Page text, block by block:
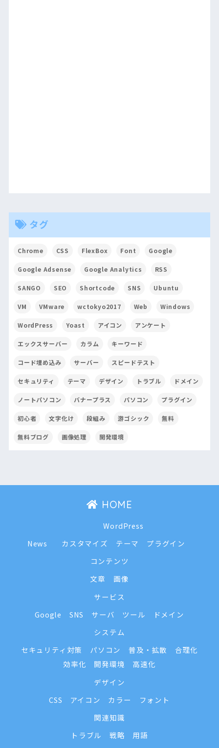
タグ
Chrome CSS FlexBox Font Google
Google Adsense Google Analytics RSS
SANGO SEO Shortcode SNS Ubuntu
VM VMware wctokyo2017 Web Windows
WordPress Yoast アイコン アンケート
エックスサーバー カラム キーワード
コード埋め込み サーバー スピードテスト
セキュリティ テーマ デザイン トラブル ドメイン
ノートパソコン バナープラス パソコン プラグイン
初心者 文字化け 段組み 游ゴシック 無料
無料ブログ 画像処理 開発環境
HOME
News
WordPress
カスタマイズ
テーマ
プラグイン
コンテンツ
文章
画像
サービス
Google
SNS サーバ ツール
ドメイン
システム
セキュリティ対策
パソコン 普及・拡散
合理化
効率化
開発環境
高速化
デザイン
CSS
アイコン カラー
フォント
関連知識
トラブル
戦略 用語